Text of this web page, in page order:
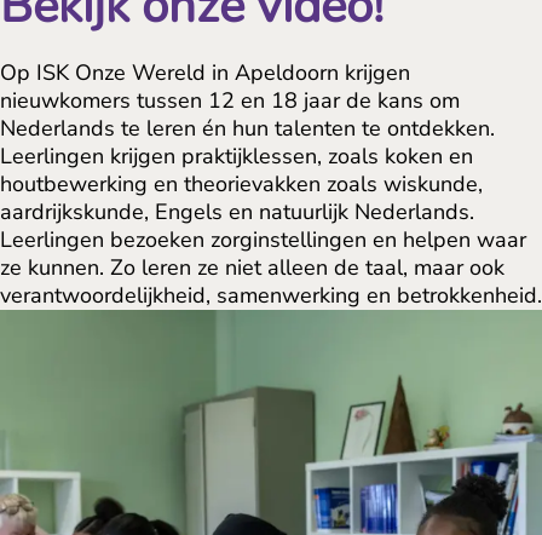
Op ISK Onze Wereld in Apeldoorn krijgen
nieuwkomers tussen 12 en 18 jaar de kans om
Nederlands te leren én hun talenten te ontdekken.
Leerlingen krijgen praktijklessen, zoals koken en
houtbewerking en theorievakken zoals wiskunde,
aardrijkskunde, Engels en natuurlijk Nederlands.
Leerlingen bezoeken zorginstellingen en helpen waar
ze kunnen. Zo leren ze niet alleen de taal, maar ook
verantwoordelijkheid, samenwerking en betrokkenheid.